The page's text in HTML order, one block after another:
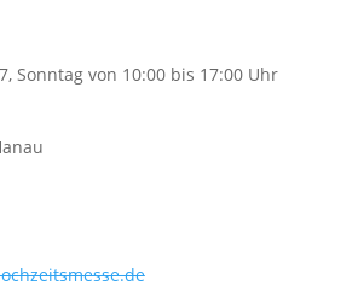
Sonntag von 10:00 bis 17:00 Uhr